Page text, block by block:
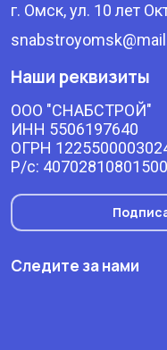
г. Омск, ул. 10 лет
Наши реквизиты
ООО "СНАБСТРОЙ"
ИНН 5506197640
ОГРН
Р/с:
Следите за нами